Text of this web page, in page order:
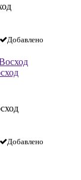
Добавлено
Добавлено